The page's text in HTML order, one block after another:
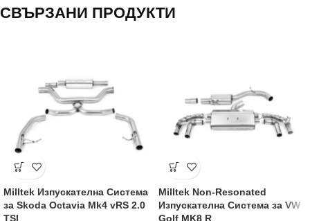
СВЪРЗАНИ ПРОДУКТИ
Milltek Изпускателна Система
за Skoda Octavia Mk4 vRS 2.0
TSI
Milltek Non-Resonated
Изпускателна Система за VW
Golf MK8 R